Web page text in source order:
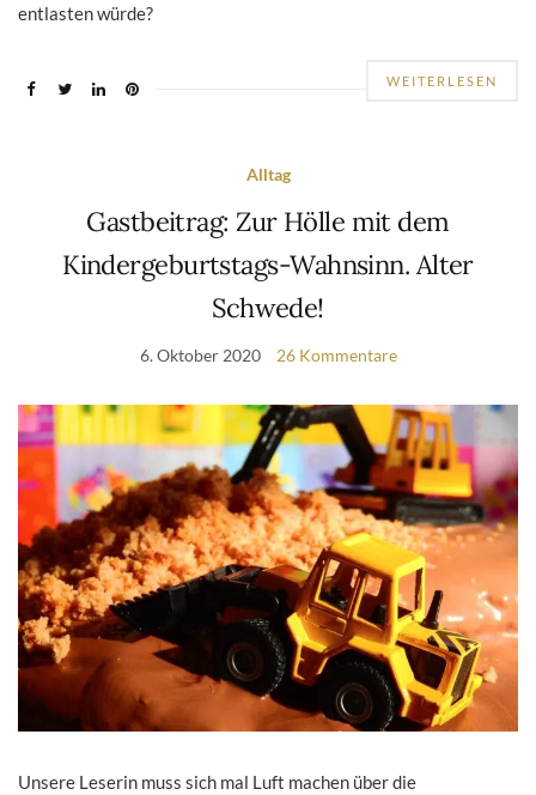
entlasten würde?
WEITERLESEN
Alltag
Gastbeitrag: Zur Hölle mit dem
Kindergeburtstags-Wahnsinn. Alter
Schwede!
6. Oktober 2020 26 Kommentare
Unsere Leserin muss sich mal Luft machen über die